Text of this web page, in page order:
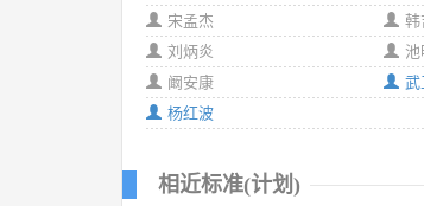
宋孟杰
韩
刘炳炎
池
阚安康
武
杨红波
相近标准(计划)